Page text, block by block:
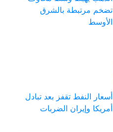
تضخم مرتبطة بالشرق
الأوسط
أسعار النفط تقفز بعد تبادل
أمريكا وإيران الضربات